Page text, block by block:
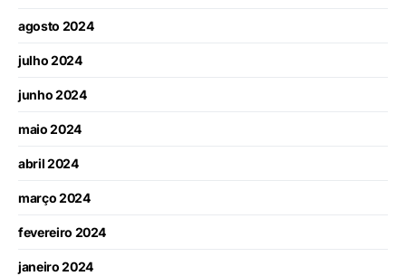
agosto 2024
julho 2024
junho 2024
maio 2024
abril 2024
março 2024
fevereiro 2024
janeiro 2024